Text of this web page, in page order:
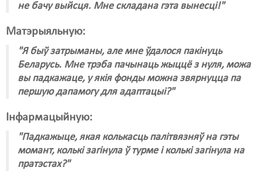
не бачу выйсця. Мне складана гэта вынесці!"
Матэрыяльную:
"Я быў затрыманы, але мне ўдалося пакінуць
Беларусь. Мне трэба пачынаць жыццё з нуля, можа
вы падкажаце, у якія фонды можна звярнуцца па
першую дапамогу для адаптацыі?"
Інфармацыйную:
"Падкажыце, якая колькасць палітвязняў на гэты
момант, колькі загінула ў турме і колькі загінула на
пратэстах?"